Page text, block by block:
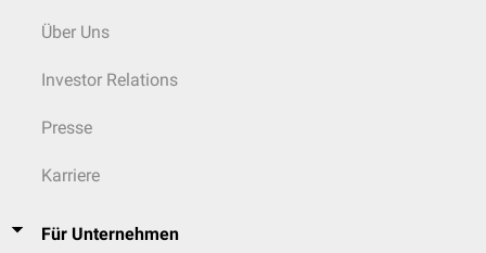
Über Uns
Investor Relations
Presse
Karriere
Für Unternehmen